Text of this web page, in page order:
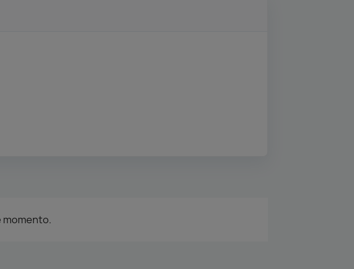
momento.